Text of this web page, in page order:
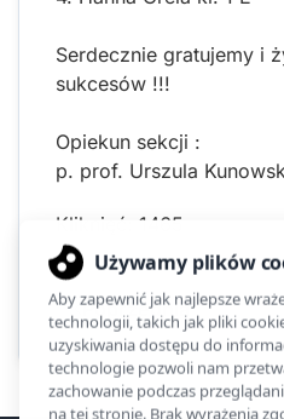
Serdecznie gratujemy i
sukcesów !!!
Opiekun sekcji :
p. prof. Urszula
Kliknięć: 1465
Poprzednia